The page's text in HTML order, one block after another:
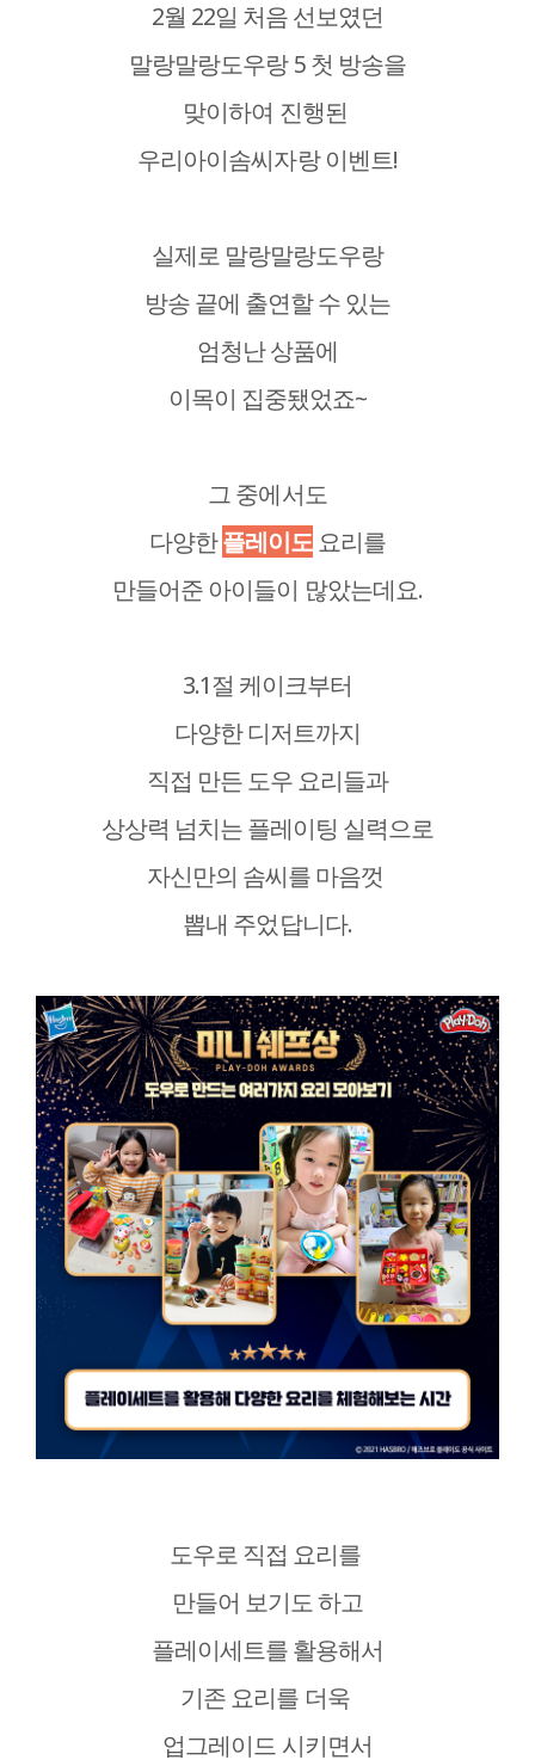
2월 22일 처음 선보였던
말랑말랑도우랑 5 첫 방송을
맞이하여 진행된
우리아이솜씨자랑 이벤트!
실제로 말랑말랑도우랑
방송 끝에 출연할 수 있는
엄청난 상품에
이목이 집중됐었죠~
그 중에서도
다양한플레이도요리를
만들어준 아이들이 많았는데요.
3.1절 케이크부터
다양한 디저트까지
직접 만든 도우 요리들과
상상력 넘치는 플레이팅 실력으로
자신만의 솜씨를 마음껏
뽑내 주었답니다.
도우로 직접 요리를
만들어 보기도 하고
플레이세트를 활용해서
기존 요리를 더욱
업그레이드 시키면서